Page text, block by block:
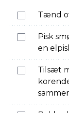
Tænd
Pisk
en
Tilsæt